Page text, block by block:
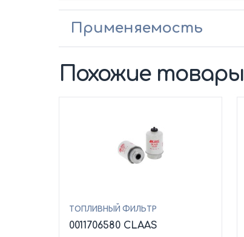
Применяемость
Похожие товары
ТОПЛИВНЫЙ ФИЛЬТР
0011706580 CLAAS